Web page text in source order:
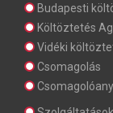
Budapesti
Költöztetés
Vidéki
Csomagolás